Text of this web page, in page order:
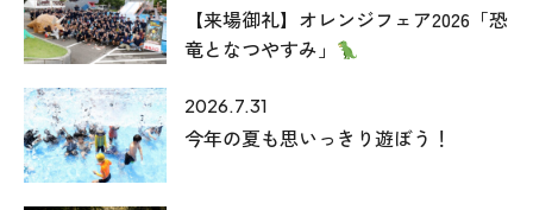
【来場御礼】オレンジフェア2026「恐
竜となつやすみ」
2026.7.31
今年の夏も思いっきり遊ぼう！